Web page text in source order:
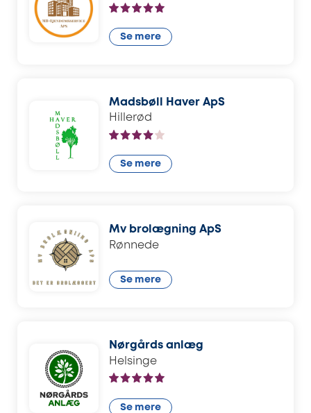
Se mere
Madsbøll Haver ApS
Hillerød
Se mere
Mv brolægning ApS
Rønnede
Se mere
Nørgårds anlæg
Helsinge
Se mere